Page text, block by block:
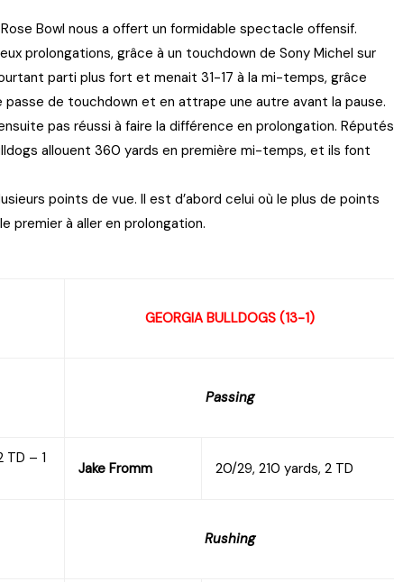
Bowl nous a offert un formidable spectacle offensif.
prolongations, grâce à un touchdown de Sony Michel sur
parti plus fort et menait 31-17 à la mi-temps, grâce
passe de touchdown et en attrape une autre avant la pause.
pas réussi à faire la différence en prolongation. Réputés
allouent 360 yards en première mi-temps, et ils font
points de vue. Il est d’abord celui où le plus de points
premier à aller en prolongation.
GEORGIA BULLDOGS (13-1)
Passing
TD – 1
Jake Fromm 20/29, 210 yards, 2 TD
Rushing